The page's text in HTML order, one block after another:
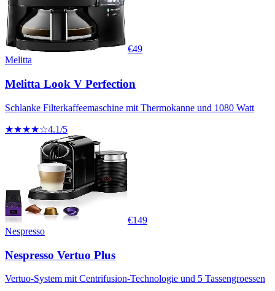
€49
Melitta
Melitta Look V Perfection
Schlanke Filterkaffeemaschine mit Thermokanne und 1080 Watt
★★★★☆4.1/5
€149
Nespresso
Nespresso Vertuo Plus
Vertuo-System mit Centrifusion-Technologie und 5 Tassengroessen